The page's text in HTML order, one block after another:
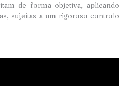
de forma objetiva, aplicando
sujeitas a um rigoroso controlo